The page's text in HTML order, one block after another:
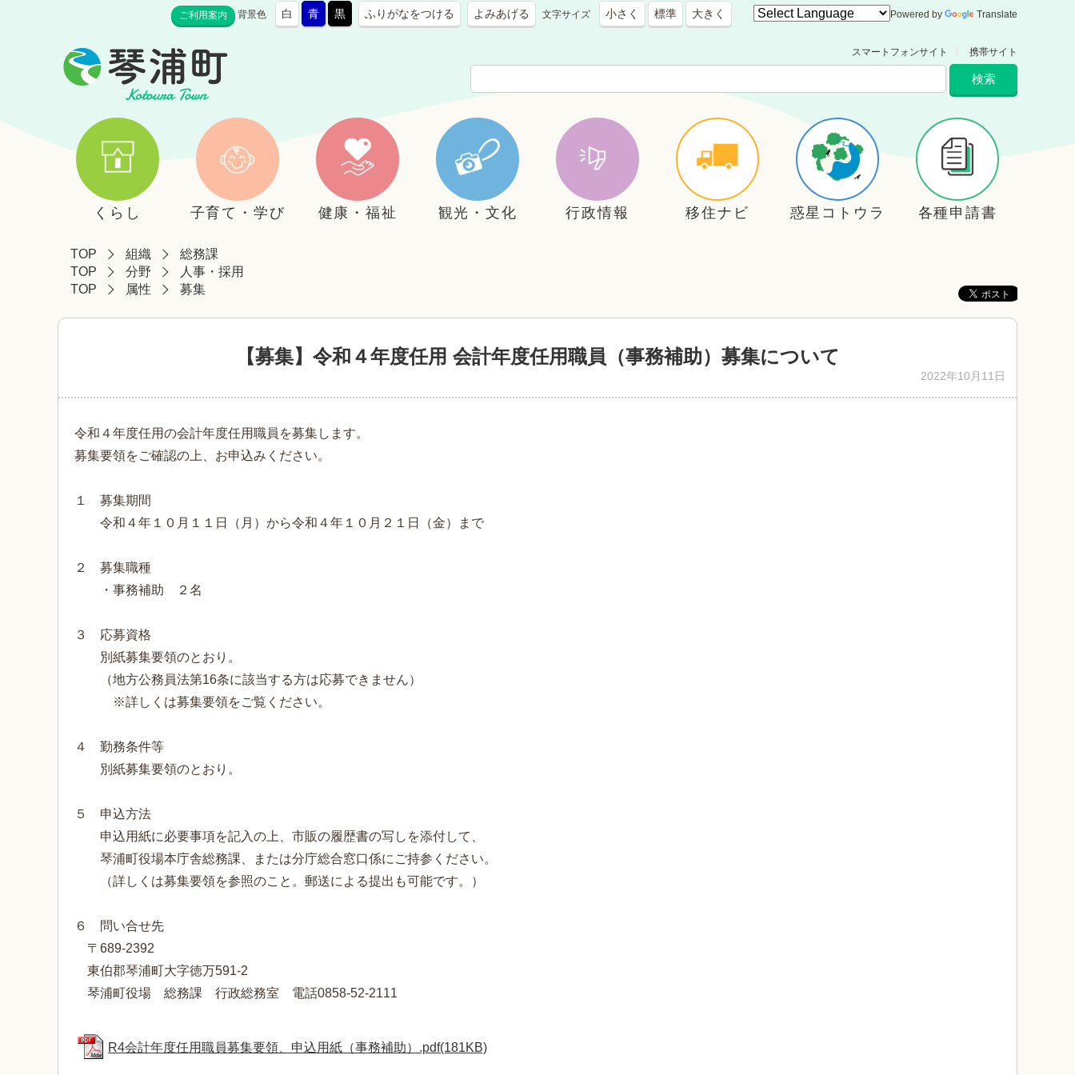
ご利用案内 背景色 白 青 黒 ふりがなをつける よみあげる 文字サイズ 小さく 標準 大きく Powered by Translate
スマートフォンサイト 携帯サイト
くらし 子育て・学び 健康・福祉 観光・文化 行政情報 移住ナビ 惑星コトウラ 各種申請書
TOP 組織
総務課
TOP
分野
人事・採用
TOP
属性 募集
【募集】令和４年度任用 会計年度任用職員（事務補助）募集について
2022年10月11日
令和４年度任用の会計年度任用職員を募集します。
募集要領をご確認の上、お申込みください。
１ 募集期間
令和４年１０月１１日（月）から令和４年１０月２１日（金）まで
２ 募集職種
・事務補助 ２名
３ 応募資格
別紙募集要領のとおり。
（地方公務員法第16条に該当する方は応募できません）
※詳しくは募集要領をご覧ください。
４ 勤務条件等
別紙募集要領のとおり。
５ 申込方法
申込用紙に必要事項を記入の上、市販の履歴書の写しを添付して、
琴浦町役場本庁舎総務課、または分庁総合窓口係にご持参ください。
（詳しくは募集要領を参照のこと。郵送による提出も可能です。）
６ 問い合せ先
〒689-2392
東伯郡琴浦町大字徳万591-2
琴浦町役場 総務課 行政総務室 電話0858-52-2111
R4会計年度任用職員募集要領、申込用紙（事務補助）.pdf(181KB)